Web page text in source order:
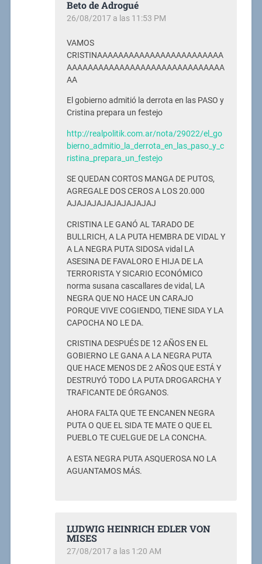
Beto de Adrogué
26/08/2017 a las 11:53 PM
VAMOS
CRISTINAAAAAAAAAAAAAAAAAAAAAAAA
AAAAAAAAAAAAAAAAAAAAAAAAAAAAAA
AA
El gobierno admitió la derrota en las PASO y
Cristina prepara un festejo
http://realpolitik.com.ar/nota/29022/el_go
bierno_admitio_la_derrota_en_las_paso_y_c
ristina_prepara_un_festejo
SE QUEDAN CORTOS MANGA DE PUTOS,
AGREGALE DOS CEROS A LOS 20.000
AJAJAJAJAJAJAJAJAJ
CRISTINA LE GANÓ AL TARADO DE
BULLRICH, A LA PUTA HEMBRA DE VIDAL Y
A LA NEGRA PUTA SIDOSA vidal LA
ASESINA DE FAVALORO E HIJA DE LA
TERRORISTA Y SICARIO ECONÓMICO
norma susana cascallares de vidal, LA
NEGRA QUE NO HACE UN CARAJO
PORQUE VIVE COGIENDO, TIENE SIDA Y LA
CAPOCHA NO LE DA.
CRISTINA DESPUÉS DE 12 AÑOS EN EL
GOBIERNO LE GANA A LA NEGRA PUTA
QUE HACE MENOS DE 2 AÑOS QUE ESTÁ Y
DESTRUYÓ TODO LA PUTA DROGARCHA Y
TRAFICANTE DE ÓRGANOS.
AHORA FALTA QUE TE ENCANEN NEGRA
PUTA O QUE EL SIDA TE MATE O QUE EL
PUEBLO TE CUELGUE DE LA CONCHA.
A ESTA NEGRA PUTA ASQUEROSA NO LA
AGUANTAMOS MÁS.
LUDWIG HEINRICH EDLER VON
MISES
27/08/2017 a las 1:20 AM